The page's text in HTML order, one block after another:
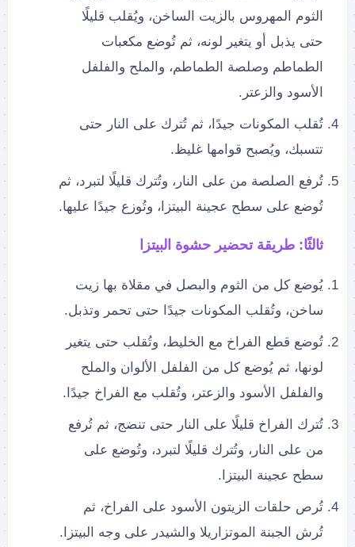
الثوم المهروس بالزيت الساخن، ويُقلب قليلًا
حتى يذبل أو يتغير لونه، ثم تُوضع مكعبات
الطماطم وصلصة الطماطم، والملح والفلفل
الأسود والزعتر.
تُقلب المكونات جيدًا، ثم تُترك على النار حتى
تتسبك، ويُصبح قوامها غليظ.
تُرفع الصلصة من على النار، وتُترك قليلًا لتبرد، ثم
تُوضع على سطح عجينة البيتزا، وتُوزع جيدًا عليها.
ثالثًا: طريقة تحضير حشوة البيتزا
يُوضع كل من الثوم والبصل في مقلاة بها زيت
ساخن، وتُقلب المكونات جيدًا حتى تحمر وتذبل.
تُوضع قطع الفراخ مع الخليط، وتُقلب حتى يتغير
لونها، ثم يُوضع كل من الفلفل الألوان والملح
والفلفل الأسود والزعتر، وتُقلب مع الفراخ جيدًا.
تُترك الفراخ قليلًا على النار حتى تنضج، ثم تُرفع
من على النار، وتُترك قليلًا لتبرد، وتُوضع على
سطح عجينة البيتزا.
تُرص حلقات الزيتون الأسود على الفراخ، ثم
تُرش الجبنة الموتزاريلا والشيدر على وجه البيتزا.